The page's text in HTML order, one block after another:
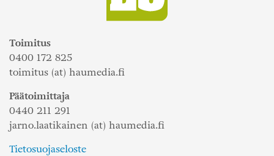
Toimitus
0400 172 825
toimitus (at) haumedia.fi
Päätoimittaja
0440 211 291
jarno.laatikainen (at) haumedia.fi
Tietosuojaseloste